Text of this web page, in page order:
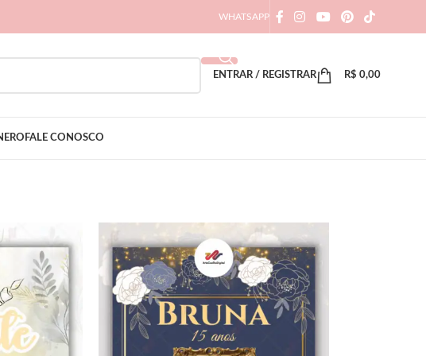
WHATSAPP
ENTRAR / REGISTRAR R$ 0,00
FALE CONOSCO